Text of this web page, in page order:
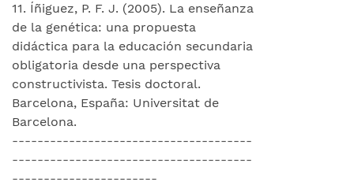
11. Íñiguez, P. F. J. (2005). La enseñanza
de la genética: una propuesta
didáctica para la educación secundaria
obligatoria desde una perspectiva
constructivista. Tesis doctoral.
Barcelona, España: Universitat de
Barcelona.
--------------------------------------
--------------------------------------
-----------------------